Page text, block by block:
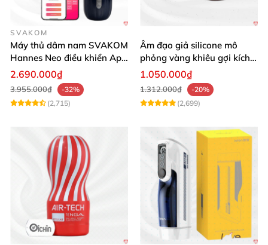
SVAKOM
Máy thủ dâm nam SVAKOM
Hannes Neo điều khiển App
tương tác
2.690.000₫
3.955.000₫
-32%
(2,715)
Âm đạo giả silicone mô
phỏng vàng khiêu gợi kích
thích mua
1.050.000₫
1.312.000₫
-20%
(2,699)